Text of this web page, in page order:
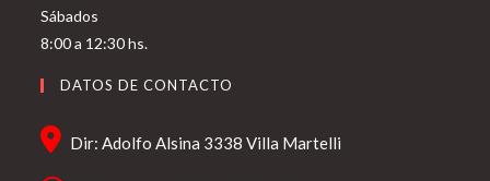
Sábados
8:00 a 12:30 hs.
DATOS DE CONTACTO
Dir: Adolfo Alsina 3338 Villa Martelli